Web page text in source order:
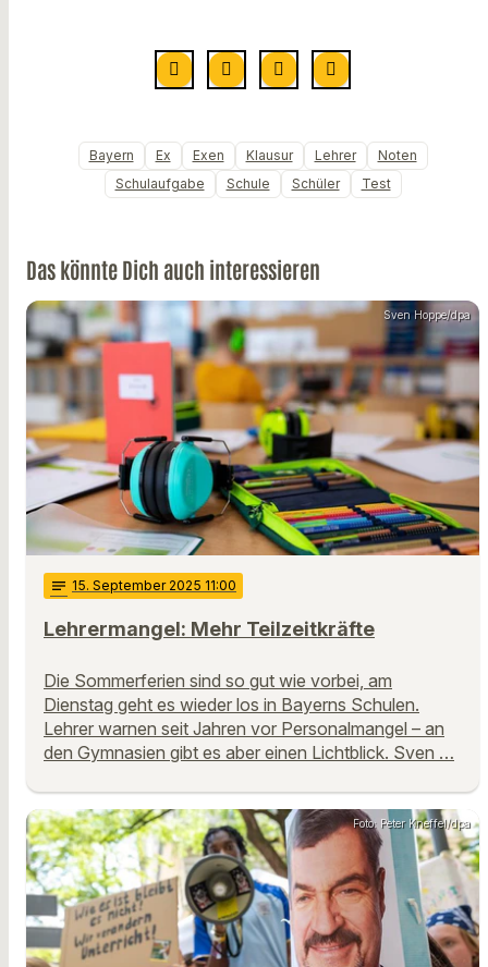
Bayern Ex Exen Klausur Lehrer
Noten
Schulaufgabe
Schule Schüler Test
Das könnte Dich auch interessieren
Sven Hoppe/dpa
notes 15. September 2025 11:00
Lehrermangel: Mehr Teilzeitkräfte
Die Sommerferien sind so gut wie vorbei, am
Dienstag geht es wieder los in Bayerns Schulen.
Lehrer warnen seit Jahren vor Personalmangel – an
den Gymnasien gibt es aber einen Lichtblick. Sven …
Foto: Peter Kneffel/dpa